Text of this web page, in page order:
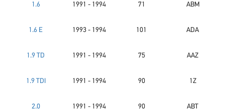
1.6 1991 - 1994 71 ABM
1.6 E 1993 - 1994 101 ADA
1.9 TD 1991 - 1994 75 AAZ
1.9 TDI 1991 - 1994 90 1Z
2.0 1991 - 1994 90 ABT